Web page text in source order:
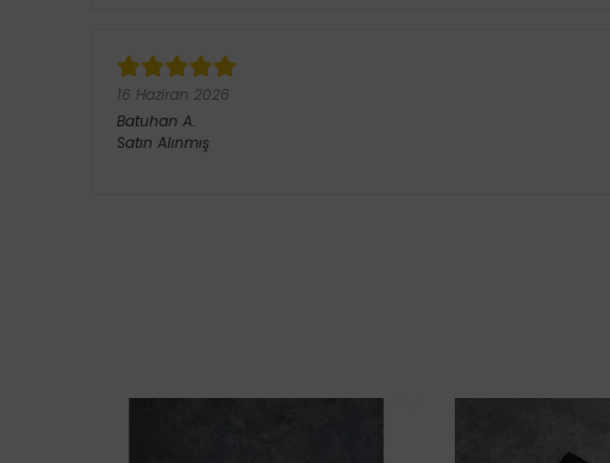
16 Haziran 2026
Batuhan A.
Satın Alınmış